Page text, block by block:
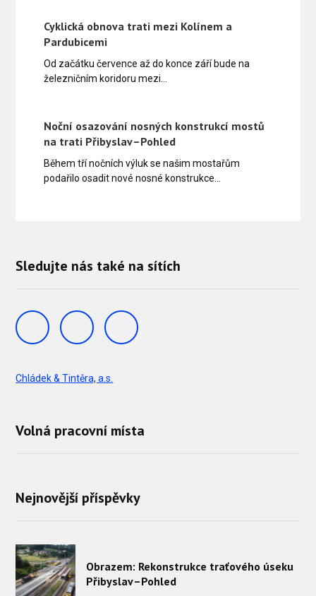
Cyklická obnova trati mezi Kolínem a
Pardubicemi
Od začátku července až do konce září bude na
železničním koridoru mezi…
Noční osazování nosných konstrukcí mostů
na trati Přibyslav–Pohled
Během tří nočních výluk se našim mostařům
podařilo osadit nové nosné konstrukce…
Sledujte nás také na sítích
Chládek & Tintěra, a.s.
Volná pracovní místa
Nejnovější příspěvky
Obrazem: Rekonstrukce traťového úseku
Přibyslav–Pohled